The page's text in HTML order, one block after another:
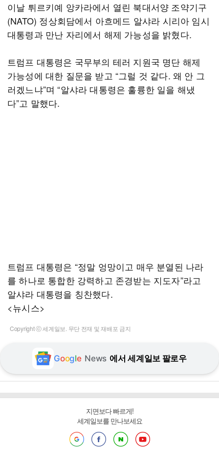
이날 튀르키예 앙카라에서 열린 북대서양 조약기구
(NATO) 정상회담에서 아흐메드 알샤라 시리아 임시
대통령과 만난 자리에서 해제 가능성을 밝혔다.
트럼프 대통령은 국무부의 테러 지원국 명단 해제
가능성에 대한 질문을 받고 “그럴 것 같다. 왜 안 그
러겠느냐”며 “알샤라 대통령은 훌륭한 일을 해냈
다”고 말했다.
트럼프 대통령은 “정말 엉망이고 매우 분열된 나라
를 하나로 통합한 강력하고 존경받는 지도자”라고
알샤라 대통령을 칭찬했다.
<뉴시스>
Copyright ⓒ 세계일보. 무단 전재 및 재배포 금지
Google News 에서 세계일보 팔로우
지면보다 빠르게!
세계일보를 만나보세요